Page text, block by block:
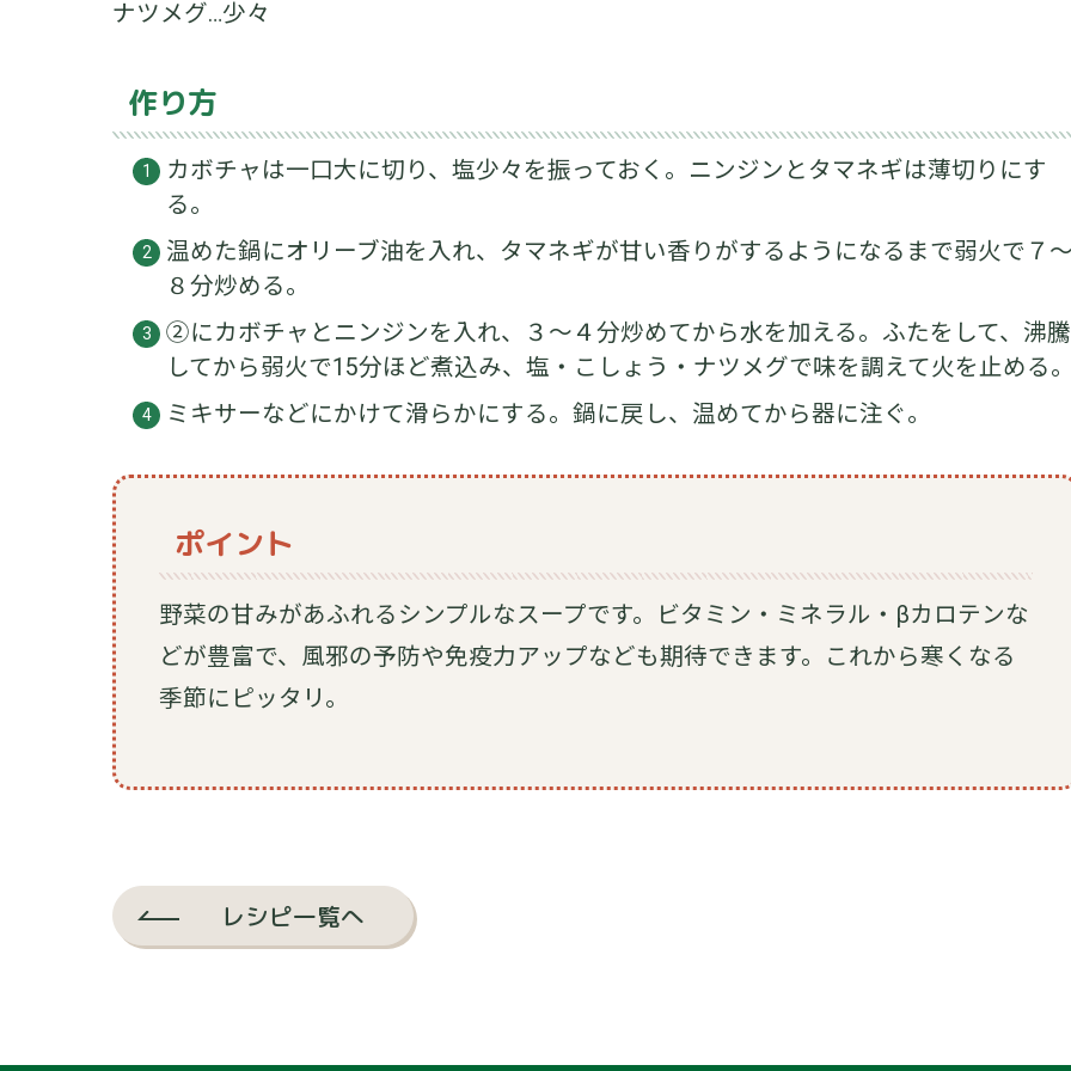
ナツメグ…少々
作り方
カボチャは一口大に切り、塩少々を振っておく。ニンジンとタマネギは薄切りにす
る。
温めた鍋にオリーブ油を入れ、タマネギが甘い香りがするようになるまで弱火で７～
８分炒める。
②にカボチャとニンジンを入れ、３～４分炒めてから水を加える。ふたをして、沸騰
してから弱火で15分ほど煮込み、塩・こしょう・ナツメグで味を調えて火を止める。
ミキサーなどにかけて滑らかにする。鍋に戻し、温めてから器に注ぐ。
ポイント
野菜の甘みがあふれるシンプルなスープです。ビタミン・ミネラル・βカロテンな
どが豊富で、風邪の予防や免疫力アップなども期待できます。これから寒くなる
季節にピッタリ。
レシピ一覧へ